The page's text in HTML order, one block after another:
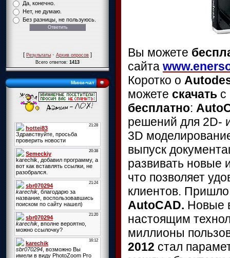
Да, конечно.
Нет, не думаю.
Без разницы, не пользуюсь.
[Результаты·Архив опросов]
Всего ответов:1413
Мини-чат
Вы можете
сайта
Коротко о
можете скачать с
бесплатно:
решений для 2D-
3D
выпуск
развивать новые
что позволяет
клиентов.
AutoCAD. Новые
настоящим
миллионы
2012 стал